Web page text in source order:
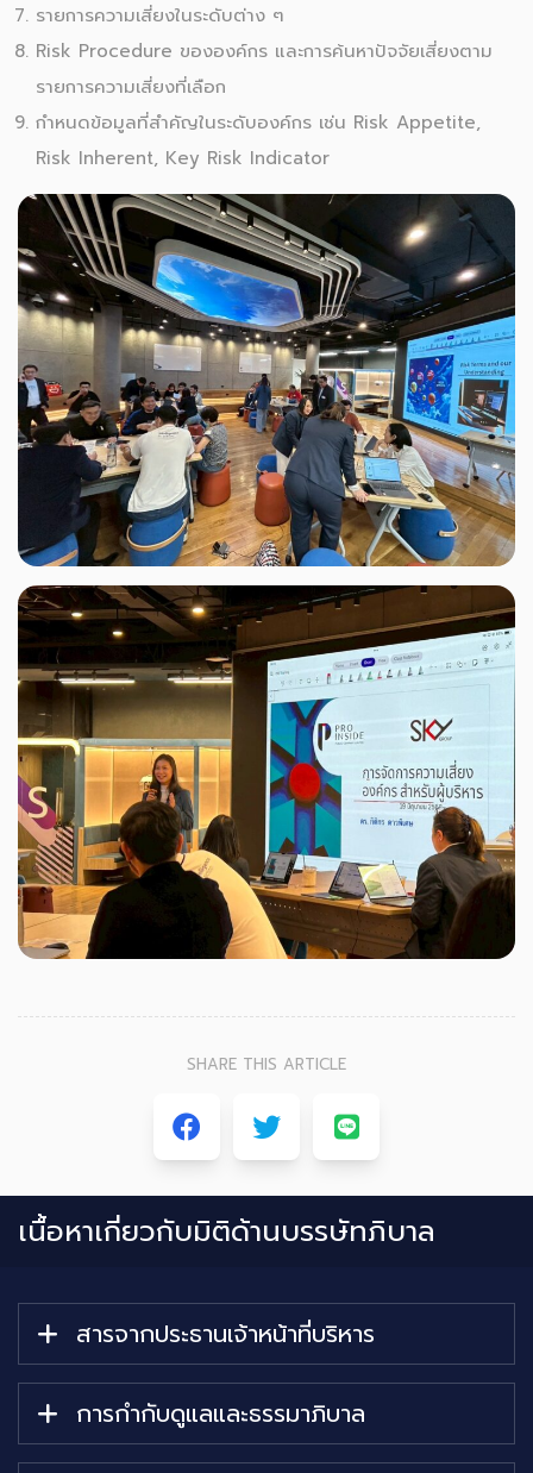
รายการความเสี่ยงในระดับต่าง ๆ
Risk Procedure ขององค์กร และการค้นหาปัจจัยเสี่ยงตาม
รายการความเสี่ยงที่เลือก
กำหนดข้อมูลที่สำคัญในระดับองค์กร เช่น Risk Appetite,
Risk Inherent, Key Risk Indicator
SHARE THIS ARTICLE
เนื้อหาเกี่ยวกับมิติด้านบรรษัทภิบาล
สารจากประธานเจ้าหน้าที่บริหาร
การกำกับดูแลและธรรมาภิบาล